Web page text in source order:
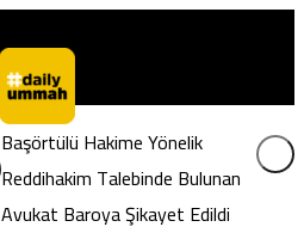
Başörtülü Hakime Yönelik
Reddihakim Talebinde Bulunan
Avukat Baroya Şikayet Edildi